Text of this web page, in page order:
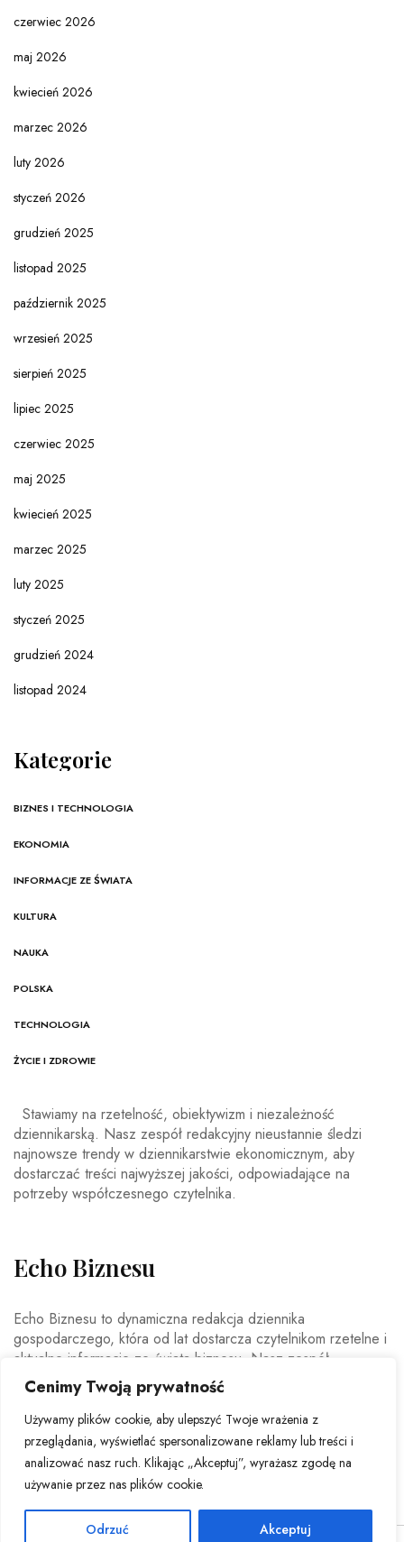
Cenimy Twoją prywatność
Używamy plików cookie, aby ulepszyć Twoje wrażenia z
przeglądania, wyświetlać spersonalizowane reklamy lub treści i
analizować nasz ruch. Klikając „Akceptuj”, wyrażasz zgodę na
używanie przez nas plików cookie.
Odrzuć Akceptuj
czerwiec 2026
maj 2026
kwiecień 2026
marzec 2026
luty 2026
styczeń 2026
grudzień 2025
listopad 2025
październik 2025
wrzesień 2025
sierpień 2025
lipiec 2025
czerwiec 2025
maj 2025
kwiecień 2025
marzec 2025
luty 2025
styczeń 2025
grudzień 2024
listopad 2024
Kategorie
BIZNES I TECHNOLOGIA
EKONOMIA
INFORMACJE ZE ŚWIATA
KULTURA
NAUKA
POLSKA
TECHNOLOGIA
ŻYCIE I ZDROWIE
Stawiamy na rzetelność, obiektywizm i niezależność
dziennikarską. Nasz zespół redakcyjny nieustannie śledzi
najnowsze trendy w dziennikarstwie ekonomicznym, aby
dostarczać treści najwyższej jakości, odpowiadające na
potrzeby współczesnego czytelnika.
Echo Biznesu
Echo Biznesu to dynamiczna redakcja dziennika
gospodarczego, która od lat dostarcza czytelnikom rzetelne i
aktualne informacje ze świata biznesu. Nasz zespół
doświadczonych dziennikarzy i ekspertów ekonomicznych
codziennie analizuje najważniejsze wydarzenia rynkowe,
trendy gospodarcze oraz decyzje mające wpływ na polską i
światową ekonomię.
© Copyright 2026 - Echo Biznesu . All Rights Reserved